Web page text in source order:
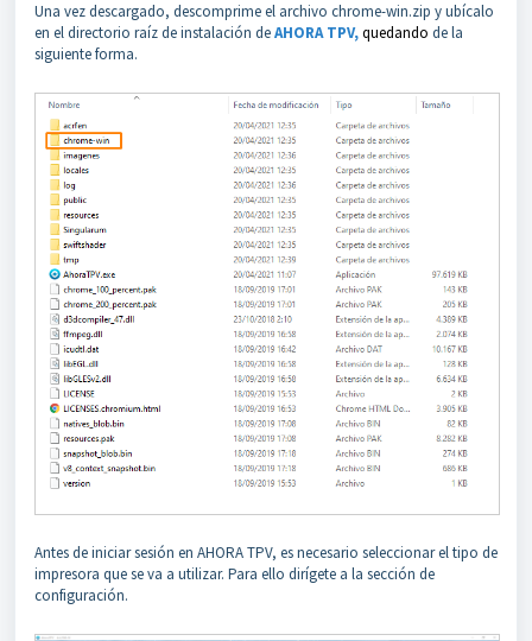
Una vez descargado, descomprime el archivo chrome-win.zip y ubícalo
en el directorio raíz de instalación deAHORA TPV,quedando de la
siguiente forma.
Antes de iniciar sesión en AHORA TPV, es necesario seleccionar el tipo de
impresora que se va a utilizar. Para ello dirígete a la sección de
configuración.